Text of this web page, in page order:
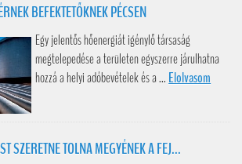
BEFEKTETŐKNEK PÉCSEN
Egy jelentős hőenergiát igénylő társaság
megtelepedése a területen egyszerre járulhatna
hozzá a helyi adóbevételek és a ... Elolvasom
SZERETNE TOLNA MEGYÉNEK A FEJ...